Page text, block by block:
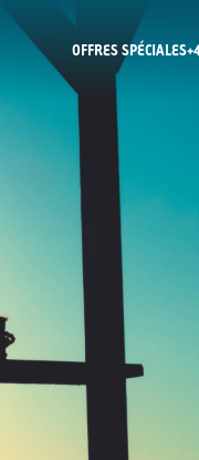
OFFRES SPÉCIALES